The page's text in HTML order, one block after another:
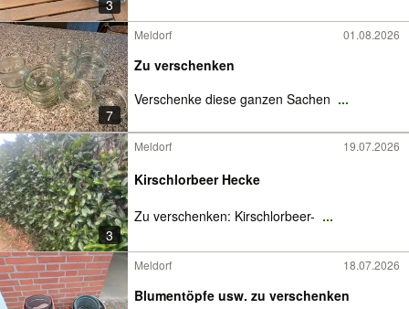
3
7
Meldorf 01.08.2026
Zu verschenken
Verschenke diese ganzen Sachen ...
3
Meldorf 19.07.2026
Kirschlorbeer Hecke
Zu verschenken: Kirschlorbeer- ...
Meldorf 18.07.2026
Blumentöpfe usw. zu verschenken